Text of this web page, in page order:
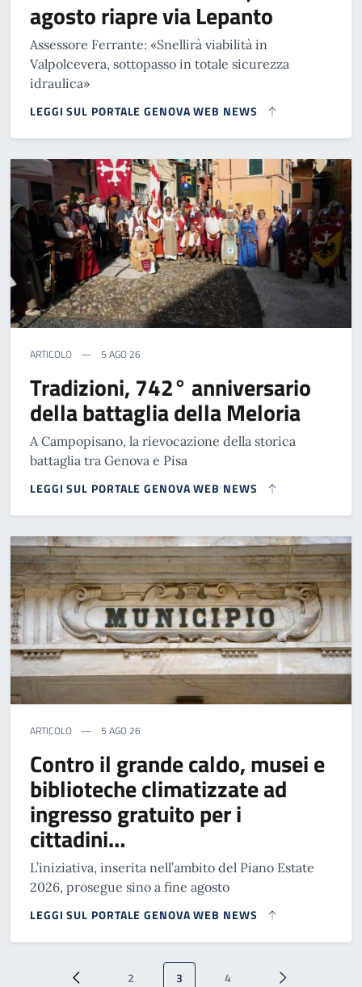
agosto riapre via Lepanto
Assessore Ferrante: «Snellirà viabilità in
Valpolcevera, sottopasso in totale sicurezza
idraulica»
LEGGI SUL PORTALE GENOVA WEB NEWS
ARTICOLO 5 AGO 26
Tradizioni, 742° anniversario
della battaglia della Meloria
A Campopisano, la rievocazione della storica
battaglia tra Genova e Pisa
LEGGI SUL PORTALE GENOVA WEB NEWS
ARTICOLO 5 AGO 26
Contro il grande caldo, musei e
biblioteche climatizzate ad
ingresso gratuito per i
cittadini…
L’iniziativa, inserita nell’ambito del Piano Estate
2026, prosegue sino a fine agosto
LEGGI SUL PORTALE GENOVA WEB NEWS
Paginazione 2 3 4